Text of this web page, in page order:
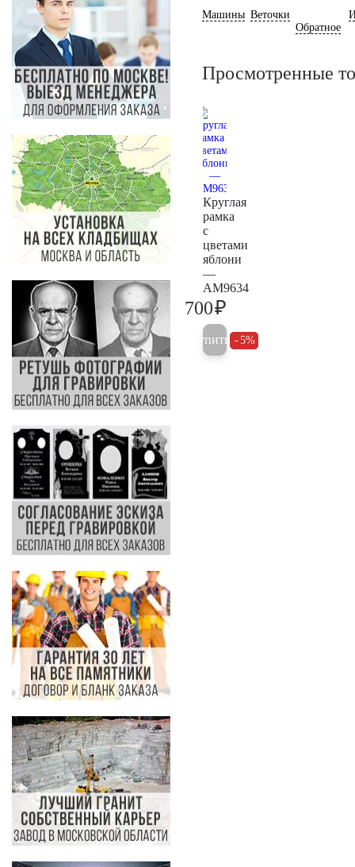
Машины Веточки
Обратное
Просмотренные
Круглая
рамка
с
цветами
яблони
—
AM9634
700₽
Купить 5%